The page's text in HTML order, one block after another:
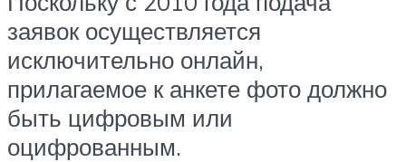
заявок осуществляется
исключительно онлайн,
прилагаемое к анкете фото должно
быть цифровым или
оцифрованным.